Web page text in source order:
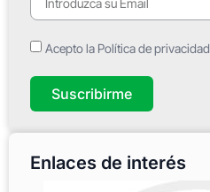
Acepto la Política de
Suscribirme
Enlaces de interés